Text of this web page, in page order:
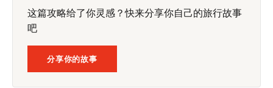
这篇攻略给了你灵感？快来分享你自己的旅行故事
吧
分享你的故事